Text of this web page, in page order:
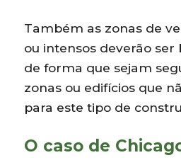
Também as zonas de
ou intensos deverão ser
de forma que sejam
zonas ou edifícios que
para este tipo de
O caso de